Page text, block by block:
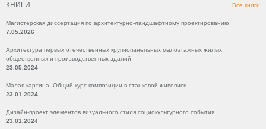
КНИГИ Все книги
Магистерская диссертация по архитектурно-ландшафтному проектированию
7.05.2026
Архитектура первых отечественных крупнопанельных малоэтажных жилых,
общественных и производственных зданий
23.05.2024
Малая картина. Общий курс композиции в станковой живописи
23.01.2024
Дизайн-проект элементов визуального стиля социокультурного события
23.01.2024